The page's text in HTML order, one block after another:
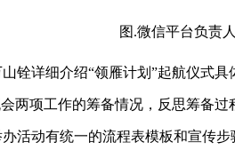
图.微信平台负责
铨详细介绍“领雁计划”起航仪式
两项工作的筹备情况，反思筹备
活动有统一的流程表模板和宣传